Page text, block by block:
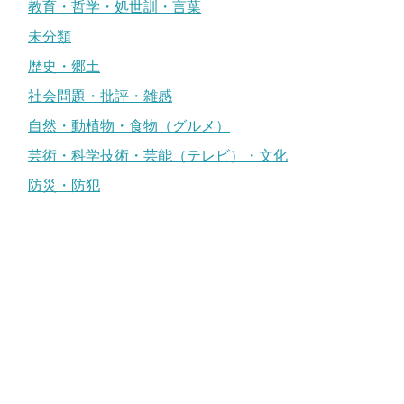
教育・哲学・処世訓・言葉
未分類
歴史・郷土
社会問題・批評・雑感
自然・動植物・食物（グルメ）
芸術・科学技術・芸能（テレビ）・文化
防災・防犯